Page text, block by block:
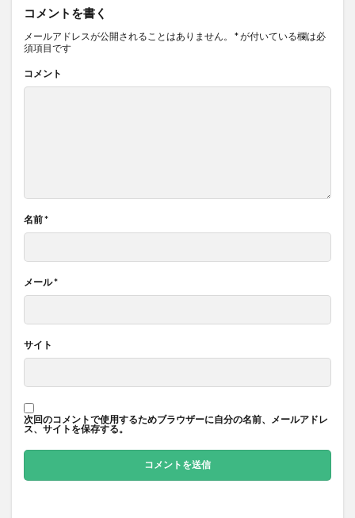
コメントを書く
メールアドレスが公開されることはありません。 *が付いている欄は必
須項目です
コメント
名前*
メール*
サイト
次回のコメントで使用するためブラウザーに自分の名前、メールアドレ
ス、サイトを保存する。